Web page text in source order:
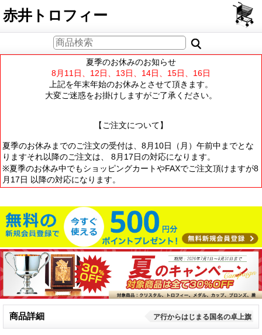
PCサイト
赤井トロフィー
夏季のお休みのお知らせ
8月11日、12日、13日、14日、15日、16日
上記を年末年始のお休みとさせて頂きます。
大変ご迷惑をお掛けしますがご了承ください。
【ご注文について】
夏季のお休みまでのご注文の受付は、8月10日（月）午前中までとな
りますそれ以降のご注文は、 8月17日の対応になります。
※夏季のお休み中でもショッピングカートやFAXでご注文頂けますが8
月17日 以降の対応になります。
商品詳細 ア行からはじまる国名の卓上旗